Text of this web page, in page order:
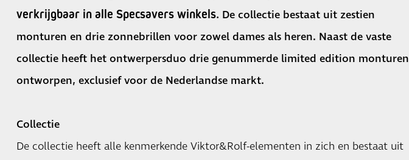
verkrijgbaar in alle Specsavers winkels. De collectie bestaat uit zestien
monturen en drie zonnebrillen voor zowel dames als heren. Naast de vaste
collectie heeft het ontwerpersduo drie genummerde limited edition monturen
ontworpen, exclusief voor de Nederlandse markt.
Collectie
De collectie heeft alle kenmerkende Viktor&Rolf-elementen in zich en bestaat uit